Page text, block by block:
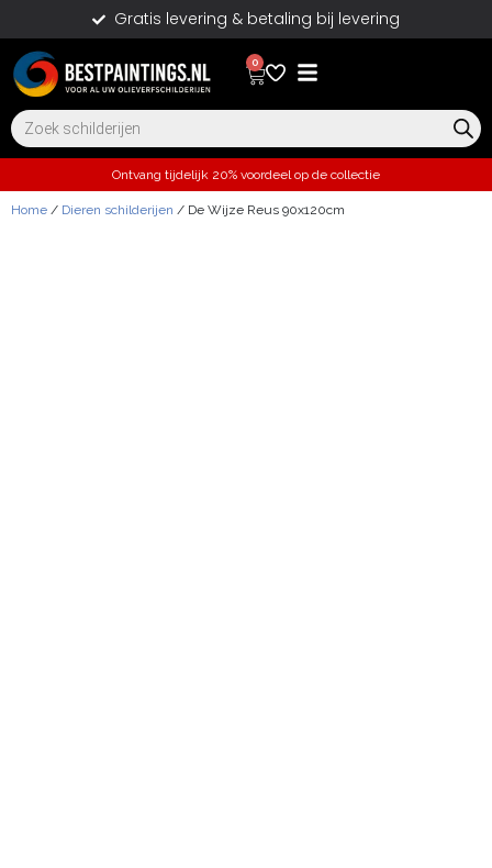
Gratis levering & betaling bij levering
0
Ontvang tijdelijk 20% voordeel op de collectie
Home / Dieren schilderijen / De Wijze Reus 90x120cm